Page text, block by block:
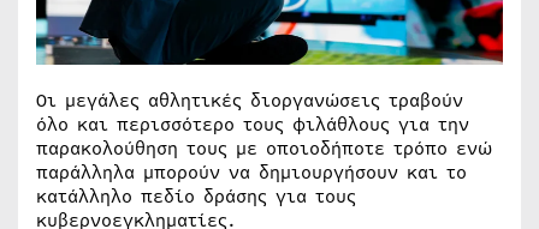
Οι μεγάλες αθλητικές διοργανώσεις τραβούν
όλο και περισσότερο τους φιλάθλους για την
παρακολούθηση τους με οποιοδήποτε τρόπο ενώ
παράλληλα μπορούν να δημιουργήσουν και το
κατάλληλο πεδίο δράσης για τους
κυβερνοεγκληματίες.